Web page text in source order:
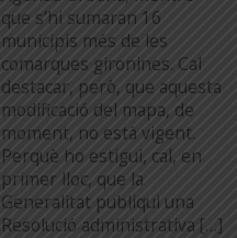
que s’hi sumaran 16
municipis més de les
comarques gironines. Cal
destacar, però, que aquesta
modificació del mapa, de
moment, no està vigent.
Perquè ho estigui, cal, en
primer lloc, que la
Generalitat publiqui una
Resolució administrativa […]